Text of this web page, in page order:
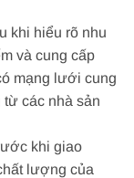
khi hiểu rõ nhu
và cung cấp
mạng lưới cung
từ các nhà sản
khi giao
lượng của